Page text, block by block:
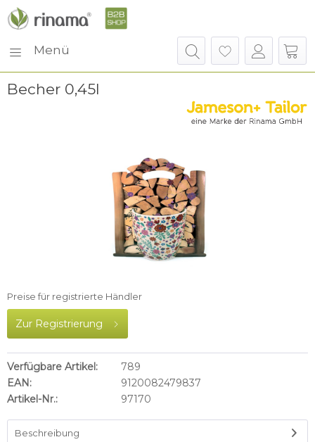
Menü
Becher 0,45l
Preise für registrierte Händler
Zur Registrierung
Verfügbare Artikel:
789
EAN:
9120082479837
Artikel-Nr.:
97170
Beschreibung